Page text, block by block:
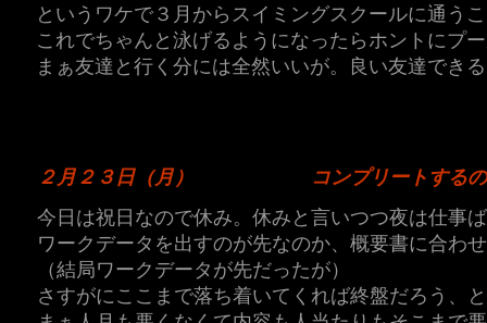
というワケで３月からスイミングスクールに通う
これでちゃんと泳げるようになったらホントにプ
まぁ友達と行く分には全然いいが。良い友達でき
２月２３日（月） コンプリートする
今日は祝日なので休み。休みと言いつつ夜は仕事
ワークデータを出すのが先なのか、概要書に合わ
（結局ワークデータが先だったが）
さすがにここまで落ち着いてくれば終盤だろう、